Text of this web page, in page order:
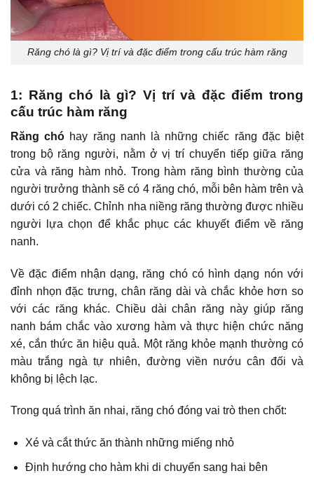
Răng chó là gì? Vị trí và đặc điểm trong cấu trúc hàm răng
1: Răng chó là gì? Vị trí và đặc điểm trong
cấu trúc hàm răng
Răng chó hay răng nanh là những chiếc răng đặc biệt
trong bộ răng người, nằm ở vị trí chuyển tiếp giữa răng
cửa và răng hàm nhỏ. Trong hàm răng bình thường của
người trưởng thành sẽ có 4 răng chó, mỗi bên hàm trên và
dưới có 2 chiếc.Chỉnh nha niềng răng thường được nhiều
người lựa chọn để khắc phục các khuyết điểm về răng
nanh.
Về đặc điểm nhận dạng, răng chó có hình dạng nón với
đỉnh nhọn đặc trưng, chân răng dài và chắc khỏe hơn so
với các răng khác. Chiều dài chân răng này giúp răng
nanh bám chắc vào xương hàm và thực hiện chức năng
xé, cắn thức ăn hiệu quả. Một răng khỏe mạnh thường có
màu trắng ngà tự nhiên, đường viền nướu cân đối và
không bị lệch lạc.
Trong quá trình ăn nhai, răng chó đóng vai trò then chốt:
Xé và cắt thức ăn thành những miếng nhỏ
Định hướng cho hàm khi di chuyển sang hai bên